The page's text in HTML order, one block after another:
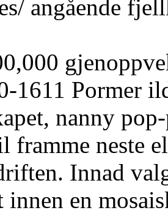
angående
1611 Pormer
nanny
framme neste
Innad
innen en